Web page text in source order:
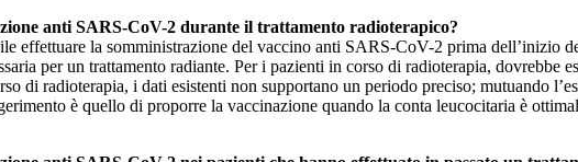
anti SARS-CoV-2 durante il trattamento radioterapico?
effettuare la somministrazione del vaccino anti SARS-CoV-2 prima dell’inizio
per un trattamento radiante. Per i pazienti in corso di radioterapia,
di radioterapia, i dati esistenti non supportano un periodo preciso; mutuando
è quello di proporre la vaccinazione quando la conta leucocitaria è